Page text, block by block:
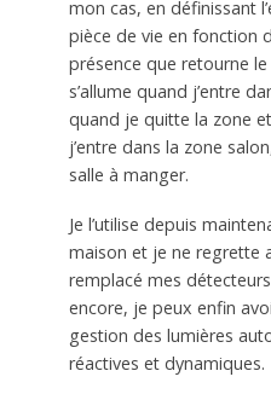
mon cas, en définissant
pièce de vie en fonction
présence que retourne
s’allume quand j’entre
quand je quitte la zone
j’entre dans la zone
salle à manger.
Je l’utilise depuis
maison et je ne regrette
remplacé mes
encore, je peux enfin
gestion des lumières
réactives et dynamiques.